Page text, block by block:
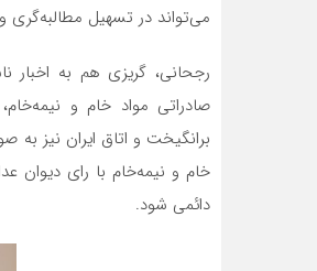
می‌تواند در تسهیل
رجحانی، گریزی هم به
برانگیخت و اتاق ایران نیز
خام و نیمه‌خام با رای دیوان
دائمی شود.